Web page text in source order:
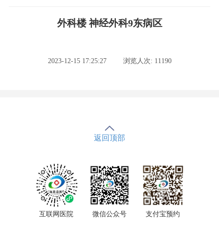
外科楼 神经外科9东病区
2023-12-15 17:25:27 浏览人次: 11190
返回顶部
互联网医院 微信公众号 支付宝预约